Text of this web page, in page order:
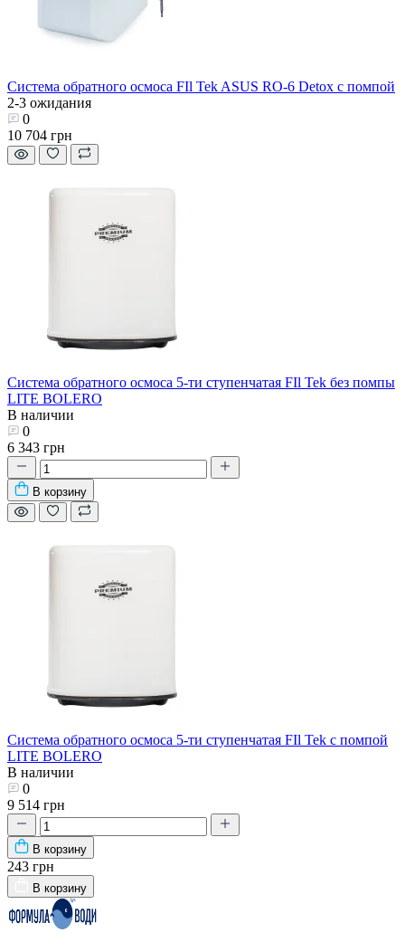
Система обратного осмоса FIl Tek ASUS RO-6 Detox с помпой
2-3 ожидания
0
10 704 грн
Система обратного осмоса 5-ти ступенчатая FIl Tek без помпы
LITE BOLERO
В наличии
0
6 343 грн
В корзину
Система обратного осмоса 5-ти ступенчатая FIl Tek с помпой
LITE BOLERO
В наличии
0
9 514 грн
В корзину
243 грн
В корзину